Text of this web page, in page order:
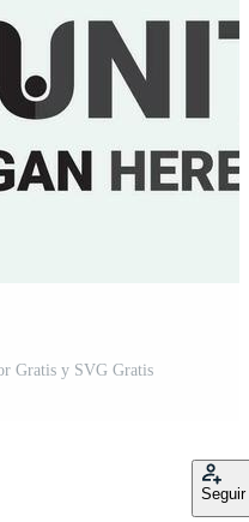
Gratis y SVG Gratis
Seguir